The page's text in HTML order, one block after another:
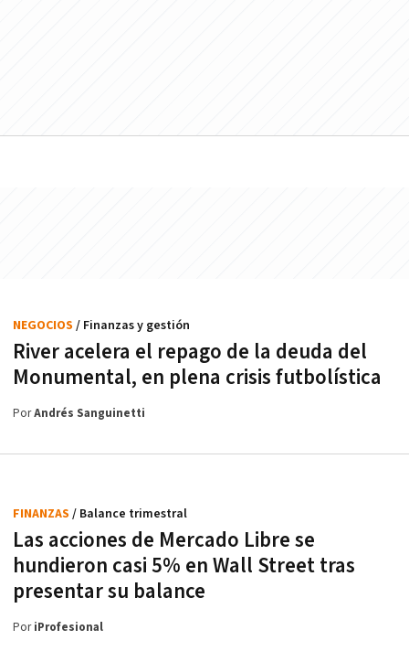
River acelera el repago de la deuda del
Monumental, en plena crisis futbolística
NEGOCIOS / Finanzas y gestión
PorAndrés Sanguinetti
Las acciones de Mercado Libre se
hundieron casi 5% en Wall Street tras
presentar su balance
FINANZAS / Balance trimestral
PoriProfesional